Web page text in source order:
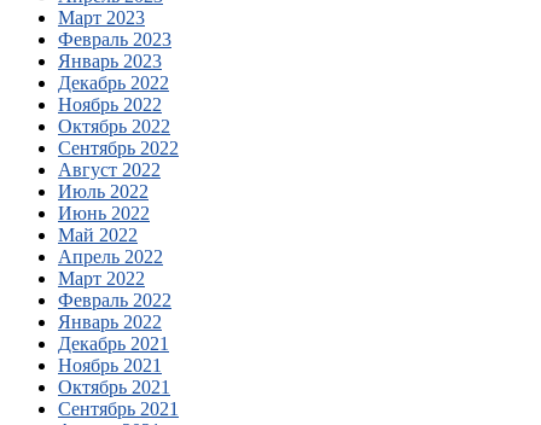
Март 2023
Февраль 2023
Январь 2023
Декабрь 2022
Ноябрь 2022
Октябрь 2022
Сентябрь 2022
Август 2022
Июль 2022
Июнь 2022
Май 2022
Апрель 2022
Март 2022
Февраль 2022
Январь 2022
Декабрь 2021
Ноябрь 2021
Октябрь 2021
Сентябрь 2021